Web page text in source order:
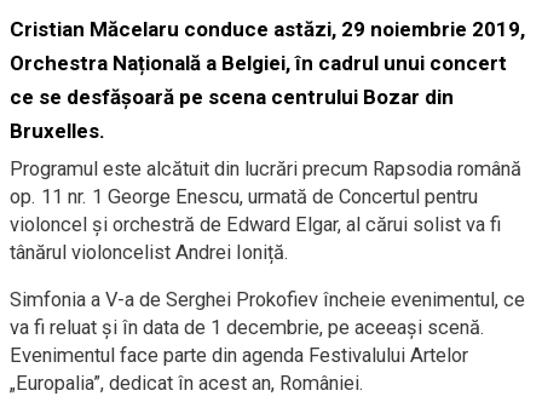
Cristian Măcelaru conduce astăzi, 29 noiembrie 2019,
Orchestra Națională a Belgiei, în cadrul unui concert
ce se desfășoară pe scena centrului Bozar din
Bruxelles.
Programul este alcătuit din lucrări precum Rapsodia română
op. 11 nr. 1 George Enescu, urmată de Concertul pentru
violoncel și orchestră de Edward Elgar, al cărui solist va fi
tânărul violoncelist Andrei Ioniță.
Simfonia a V-a de Serghei Prokofiev încheie evenimentul, ce
va fi reluat şi în data de 1 decembrie, pe aceeaşi scenă.
Evenimentul face parte din agenda Festivalului Artelor
„Europalia”, dedicat în acest an, României.